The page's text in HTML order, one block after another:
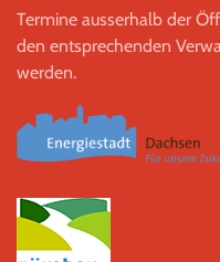
Termine ausserhalb der
den entsprechenden
werden.